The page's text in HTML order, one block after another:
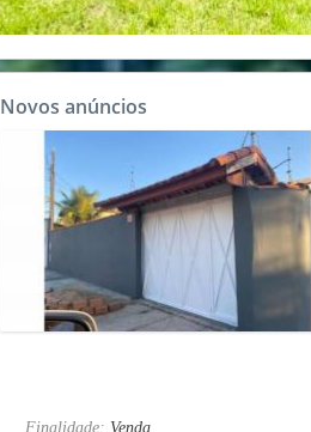
Novos anúncios
Finalidade: Venda